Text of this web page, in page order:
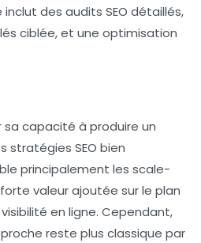
des audits SEO détaillés,
ciblée, et une optimisation
sa capacité à produire un
stratégies SEO bien
principalement les scale-
valeur ajoutée sur le plan
en ligne. Cependant,
reste plus classique par